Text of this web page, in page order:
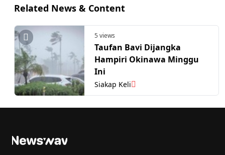
Related News & Content
5 views
Taufan Bavi Dijangka
Hampiri Okinawa Minggu
Ini
Siakap Keli